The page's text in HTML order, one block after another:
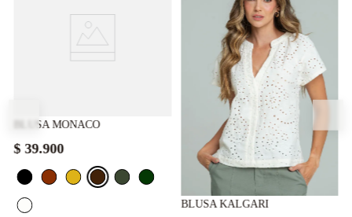
BLUSA MONACO
$ 39.900
BLUSA KALGARI